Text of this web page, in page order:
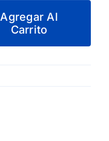
Agregar Al
Carrito